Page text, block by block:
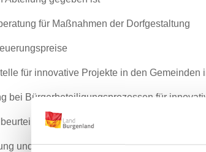
für Maßnahmen der Dorfgestaltung
für innovative Projekte in den Gemeinden
bei Bürgerbeteiligungsprozessen für
und Baukultur
und Beratung bei der Erstellung von